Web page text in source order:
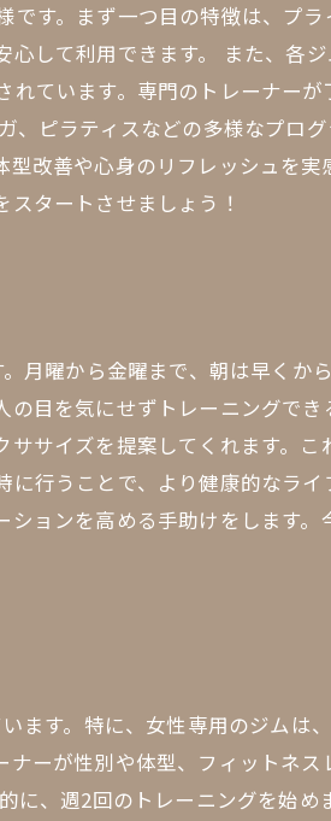
す。まず一つ目の特徴は、プ
して利用できます。 また、各
ています。専門のトレーナー
、ピラティスなどの多様なプロ
改善や心身のリフレッシュを実
タートさせましょう！
月曜から金曜まで、朝は早くか
目を気にせずトレーニングでき
サイズを提案してくれます。こ
行うことで、より健康的なライ
ョンを高める手助けをします。
ます。特に、女性専用のジムは
ーが性別や体型、フィットネス
に、週2回のトレーニングを始め